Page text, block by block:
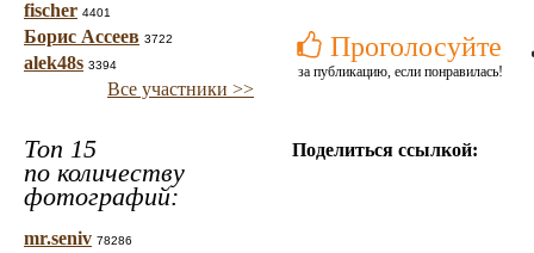
fischer 4401
Борис Ассеев 3722
alek48s 3394
Все участники >>
Топ 15
по количеству
фотографий:
mr.seniv 78286
Проголосуйте
за публикацию, если понравилась!
Поделиться ссылкой: